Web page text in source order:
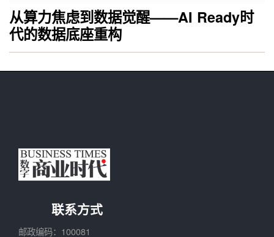
从算力焦虑到数据觉醒——AI Ready时
代的数据底座重构
联系方式
邮政编码：100081